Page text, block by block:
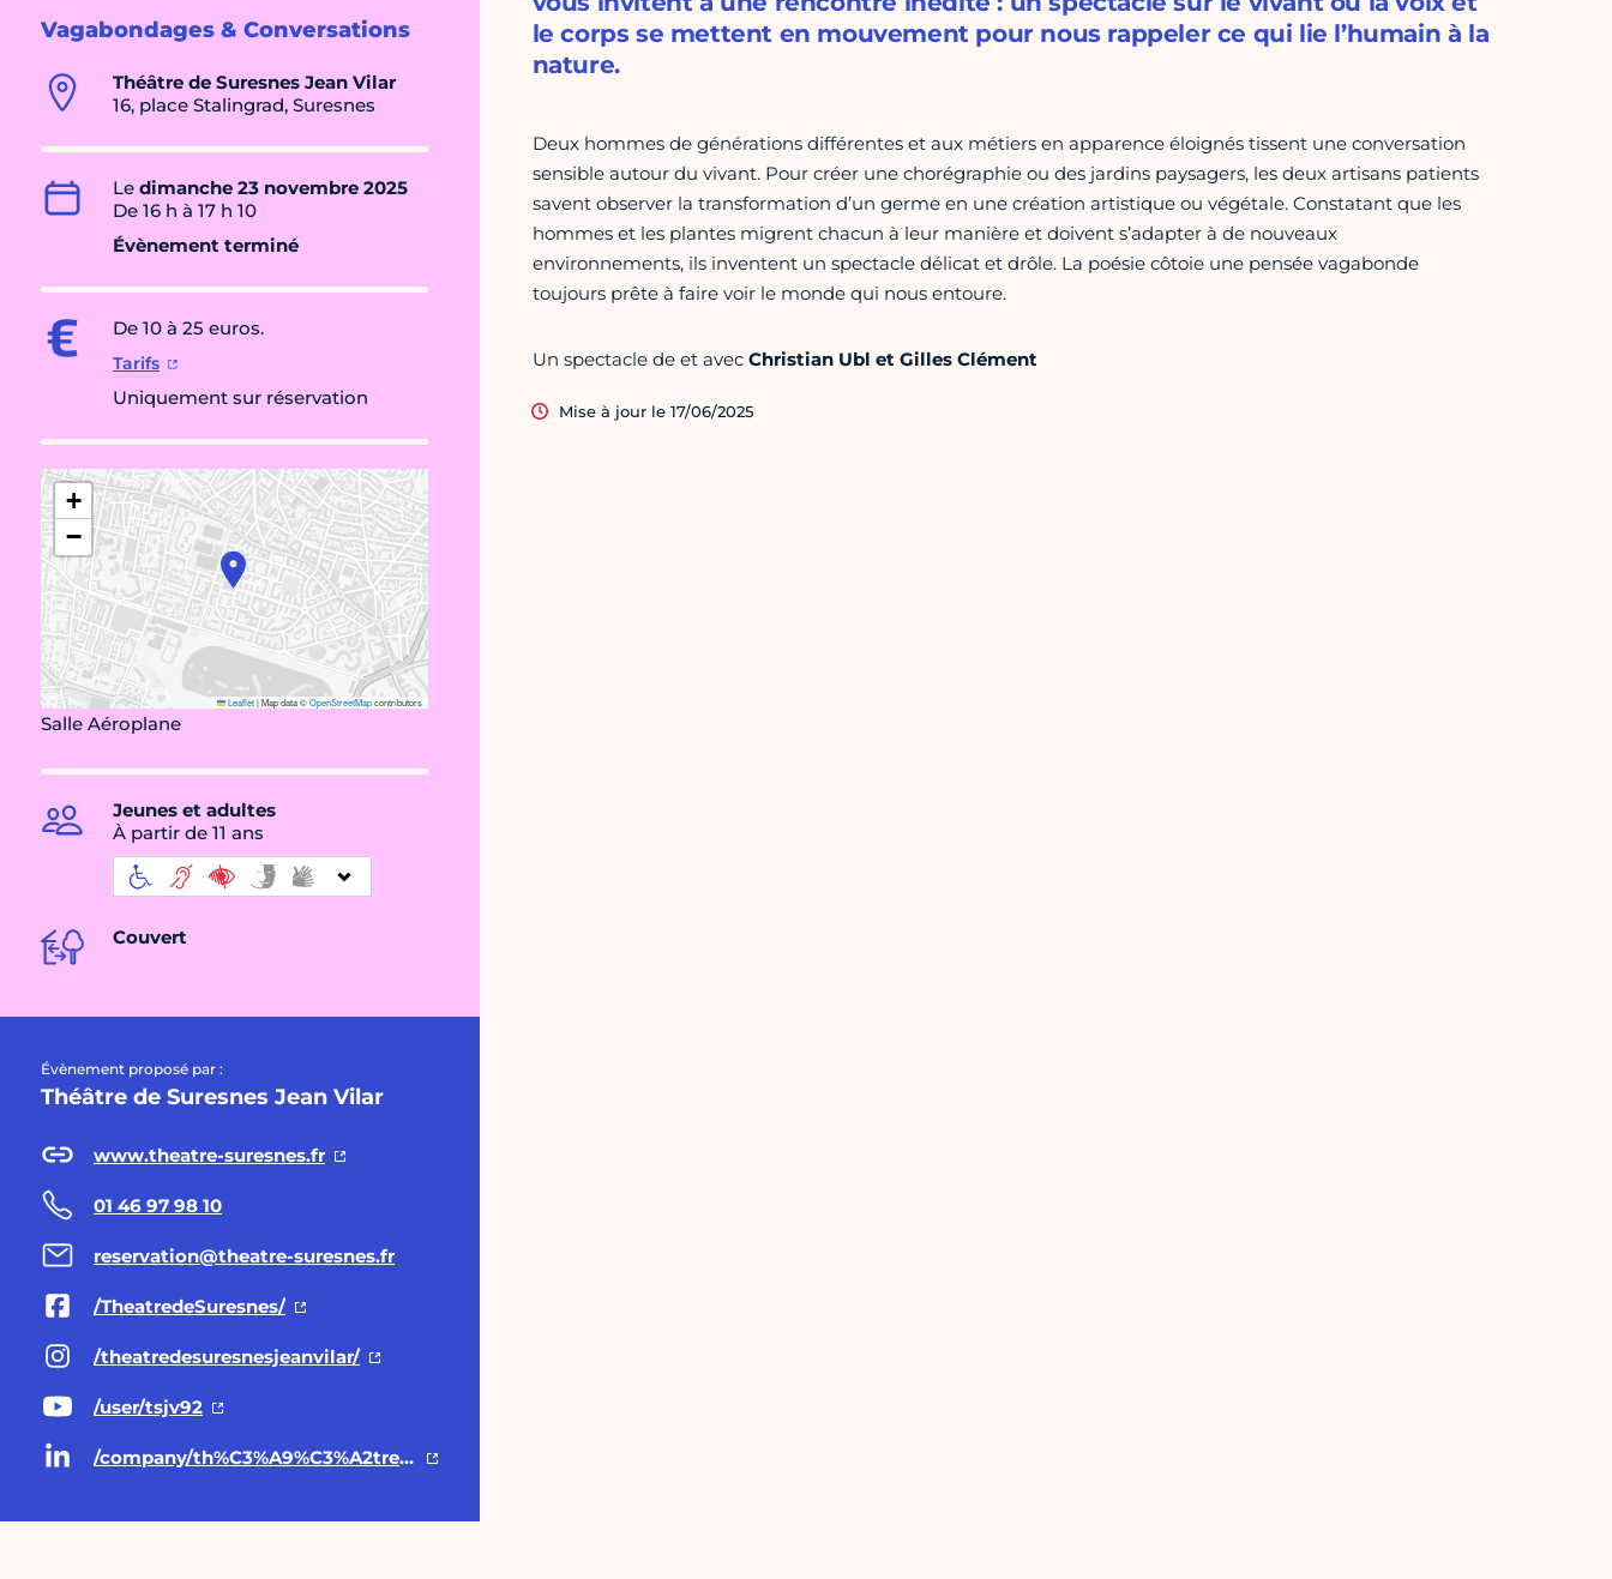
Vagabondages & Conversations
Théâtre de Suresnes Jean Vilar
16, place Stalingrad, Suresnes
Le dimanche 23 novembre 2025
De 16 h à 17 h 10
Évènement terminé
De 10 à 25 euros.
Tarifs
Uniquement sur réservation
+
−
Leaflet|Map data ©OpenStreetMapcontributors
Salle Aéroplane
Jeunes et adultes
À partir de 11 ans
Couvert
Évènement proposé par :
Théâtre de Suresnes Jean Vilar
www.theatre-suresnes.fr
01 46 97 98 10
reservation@theatre-suresnes.fr
/TheatredeSuresnes/
/theatredesuresnesjeanvilar/
/user/tsjv92
/company/th%C3%A9%C3%A2tre-de-suresnes-jean-vilar/
le corps se mettent en mouvement pour nous rappeler ce qui lie l’humain à la
nature.
Deux hommes de générations différentes et aux métiers en apparence éloignés tissent une conversation
sensible autour du vivant. Pour créer une chorégraphie ou des jardins paysagers, les deux artisans patients
savent observer la transformation d’un germe en une création artistique ou végétale. Constatant que les
hommes et les plantes migrent chacun à leur manière et doivent s’adapter à de nouveaux
environnements, ils inventent un spectacle délicat et drôle. La poésie côtoie une pensée vagabonde
toujours prête à faire voir le monde qui nous entoure.
Un spectacle de et avecChristian Ubl et Gilles Clément
Mise à jour le 17/06/2025